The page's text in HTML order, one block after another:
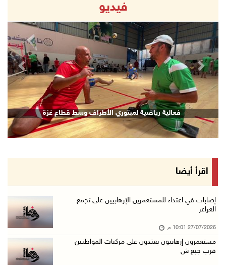
فيديو
فعالية رياضية لمبتوري الأطراف وسط قطاع غزة
Next
اقرأ أيضا
إصابات في اعتداء للمستعمرين الإرهابيين على تجمع
العراعر
27/07/2026 10:01 م
مستعمرون إرهابيون يعتدون على مركبات المواطنين
قرب جبع ش